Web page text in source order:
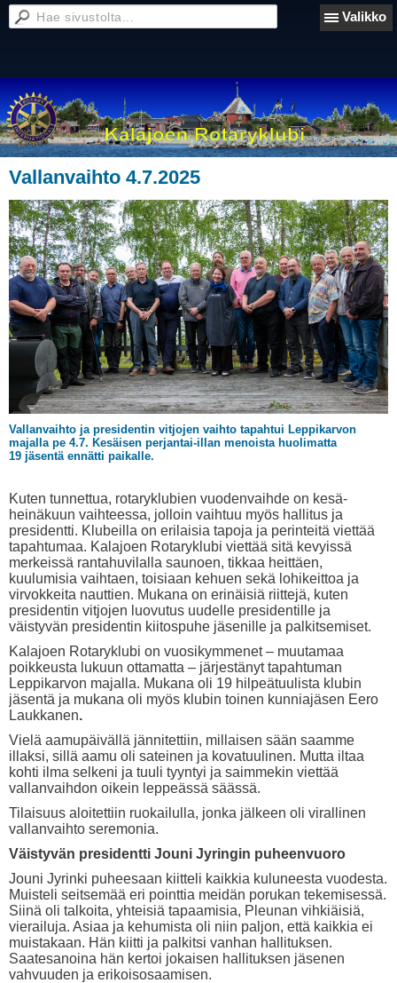
Valikko
Vallanvaihto 4.7.2025
Vallanvaihto ja presidentin vitjojen vaihto tapahtui Leppikarvon
majalla pe 4.7. Kesäisen perjantai-illan menoista huolimatta
19 jäsentä ennätti paikalle.
Kuten tunnettua, rotaryklubien vuodenvaihde on kesä-
heinäkuun vaihteessa, jolloin vaihtuu myös hallitus ja
presidentti. Klubeilla on erilaisia tapoja ja perinteitä viettää
tapahtumaa. Kalajoen Rotaryklubi viettää sitä kevyissä
merkeissä rantahuvilalla saunoen, tikkaa heittäen,
kuulumisia vaihtaen, toisiaan kehuen sekä lohikeittoa ja
virvokkeita nauttien. Mukana on erinäisiä riittejä, kuten
presidentin vitjojen luovutus uudelle presidentille ja
väistyvän presidentin kiitospuhe jäsenille ja palkitsemiset.
Kalajoen Rotaryklubi on vuosikymmenet – muutamaa
poikkeusta lukuun ottamatta – järjestänyt tapahtuman
Leppikarvon majalla. Mukana oli 19 hilpeätuulista klubin
jäsentä ja mukana oli myös klubin toinen kunniajäsen Eero
Laukkanen.
Vielä aamupäivällä jännitettiin, millaisen sään saamme
illaksi, sillä aamu oli sateinen ja kovatuulinen. Mutta iltaa
kohti ilma selkeni ja tuuli tyyntyi ja saimmekin viettää
vallanvaihdon oikein leppeässä säässä.
Tilaisuus aloitettiin ruokailulla, jonka jälkeen oli virallinen
vallanvaihto seremonia.
Väistyvän presidentti Jouni Jyringin puheenvuoro
Jouni Jyrinki puheesaan kiitteli kaikkia kuluneesta vuodesta.
Muisteli seitsemää eri pointtia meidän porukan tekemisessä.
Siinä oli talkoita, yhteisiä tapaamisia, Pleunan vihkiäisiä,
vierailuja. Asiaa ja kehumista oli niin paljon, että kaikkia ei
muistakaan. Hän kiitti ja palkitsi vanhan hallituksen.
Saatesanoina hän kertoi jokaisen hallituksen jäsenen
vahvuuden ja erikoisosaamisen.